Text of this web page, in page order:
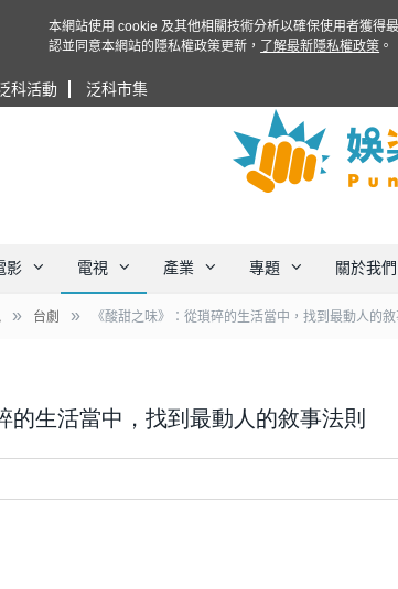
科活動 泛科市集
影 電視 產業 專題 關於我們
» 台劇 » 《酸甜之味》：從瑣碎的生活當中，找到最動人的敘
的生活當中，找到最動人的敘事法則
本網站使用 cookie 及其他相關技術分析以確保使用者獲得
認並同意本網站的隱私權政策更新，
了解最新隱私權政策 。